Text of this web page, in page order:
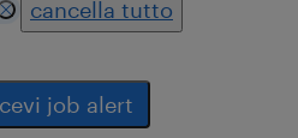
cancella tutto
job alert